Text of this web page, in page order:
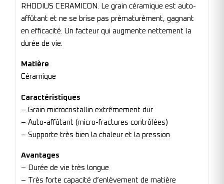
RHODIUS CERAMICON. Le grain céramique est auto-
affûtant et ne se brise pas prématurément, gagnant
en efficacité. Un facteur qui augmente nettement la
durée de vie.
Matière
Céramique
Caractéristiques
– Grain microcristallin extrêmement dur
– Auto-affûtant (micro-fractures contrôlées)
– Supporte très bien la chaleur et la pression
Avantages
– Durée de vie très longue
– Très forte capacité d’enlèvement de matière